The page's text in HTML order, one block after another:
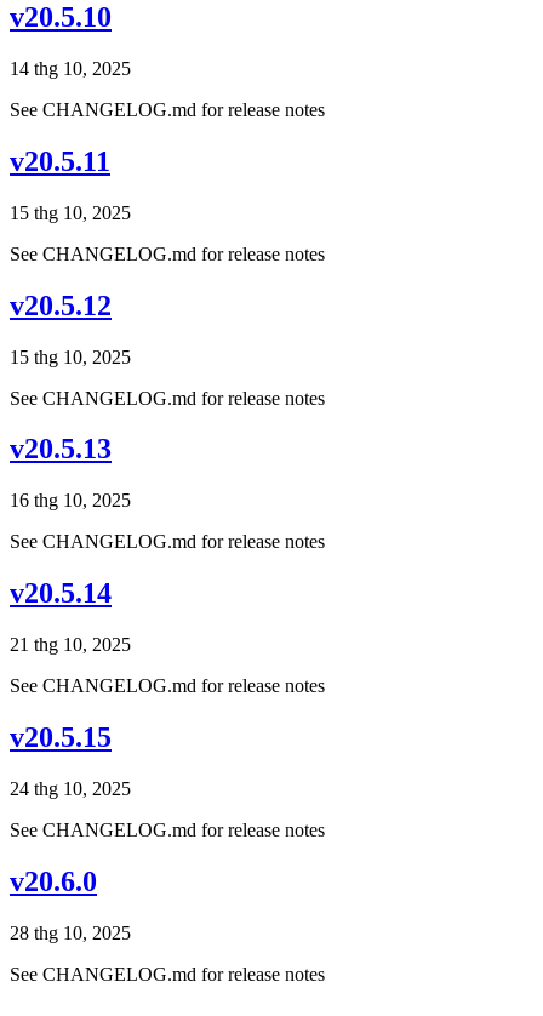
v20.5.10
14 thg 10, 2025
See CHANGELOG.md for release notes
v20.5.11
15 thg 10, 2025
See CHANGELOG.md for release notes
v20.5.12
15 thg 10, 2025
See CHANGELOG.md for release notes
v20.5.13
16 thg 10, 2025
See CHANGELOG.md for release notes
v20.5.14
21 thg 10, 2025
See CHANGELOG.md for release notes
v20.5.15
24 thg 10, 2025
See CHANGELOG.md for release notes
v20.6.0
28 thg 10, 2025
See CHANGELOG.md for release notes